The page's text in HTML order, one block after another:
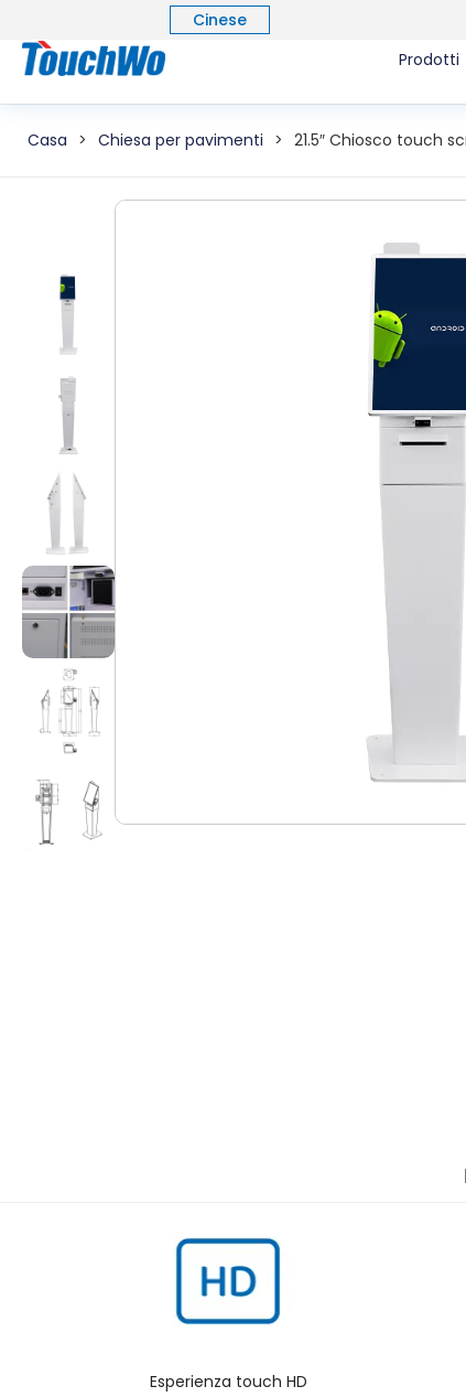
Cinese
Prodotti
Casa > Chiesa per pavimenti > 21.5″ Chiosco touch
Esperienza touch HD